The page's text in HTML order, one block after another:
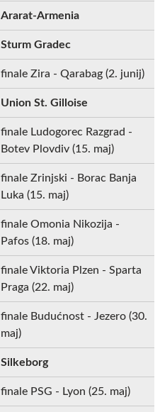
Ararat-Armenia
Sturm Gradec
finale Zira - Qarabag (2. junij)
Union St. Gilloise
finale Ludogorec Razgrad -
Botev Plovdiv (15. maj)
finale Zrinjski - Borac Banja
Luka (15. maj)
finale Omonia Nikozija -
Pafos (18. maj)
finale Viktoria Plzen - Sparta
Praga (22. maj)
finale Budućnost - Jezero (30.
maj)
Silkeborg
finale PSG - Lyon (25. maj)